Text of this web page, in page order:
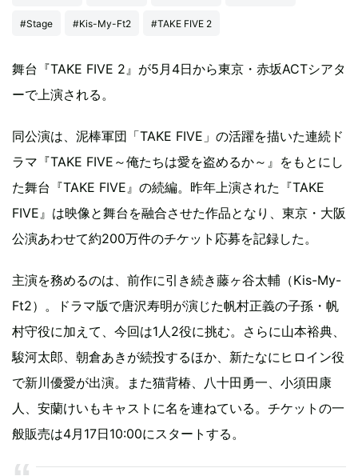
#Stage #Kis-My-Ft2 #TAKE FIVE 2
舞台『TAKE FIVE 2』が5月4日から東京・赤坂ACTシアタ
ーで上演される。
同公演は、泥棒軍団「TAKE FIVE」の活躍を描いた連続ド
ラマ『TAKE FIVE～俺たちは愛を盗めるか～』をもとにし
た舞台『TAKE FIVE』の続編。昨年上演された『TAKE
FIVE』は映像と舞台を融合させた作品となり、東京・大阪
公演あわせて約200万件のチケット応募を記録した。
主演を務めるのは、前作に引き続き藤ヶ谷太輔（Kis-My-
Ft2）。ドラマ版で唐沢寿明が演じた帆村正義の子孫・帆
村守役に加えて、今回は1人2役に挑む。さらに山本裕典、
駿河太郎、朝倉あきが続投するほか、新たなにヒロイン役
で新川優愛が出演。また猫背椿、八十田勇一、小須田康
人、安蘭けいもキャストに名を連ねている。チケットの一
般販売は4月17日10:00にスタートする。